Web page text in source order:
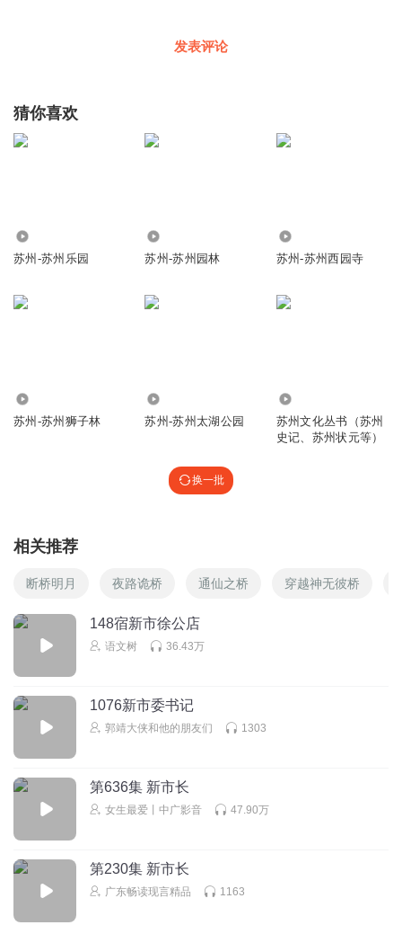
发表评论
猜你喜欢
苏州-苏州乐园 苏州-苏州园林 苏州-苏州西园寺
苏州-苏州狮子林 苏州-苏州太湖公园
苏州文化丛书（苏州
史记、苏州状元等）
换一批
相关推荐
断桥明月 夜路诡桥 通仙之桥 穿越神无彼桥
148宿新市徐公店
语文树 36.43万
1076新市委书记
郭靖大侠和他的朋友们 1303
第636集 新市长
女生最爱丨中广影音 47.90万
第230集 新市长
广东畅读现言精品 1163